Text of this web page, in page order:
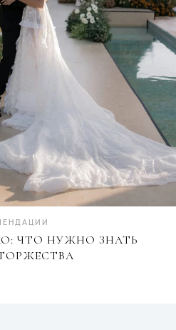
ЧТО НУЖНО ЗНАТЬ